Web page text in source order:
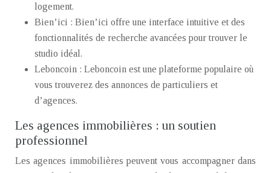
logement.
Bien’ici : Bien’ici offre une interface intuitive et des
fonctionnalités de recherche avancées pour trouver le
studio idéal.
Leboncoin : Leboncoin est une plateforme populaire où
vous trouverez des annonces de particuliers et
d’agences.
Les agences immobilières : un soutien
professionnel
Les agences immobilières peuvent vous accompagner dans